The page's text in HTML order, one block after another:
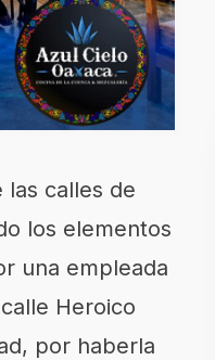
calles de
los elementos
una empleada
Heroico
por haberla